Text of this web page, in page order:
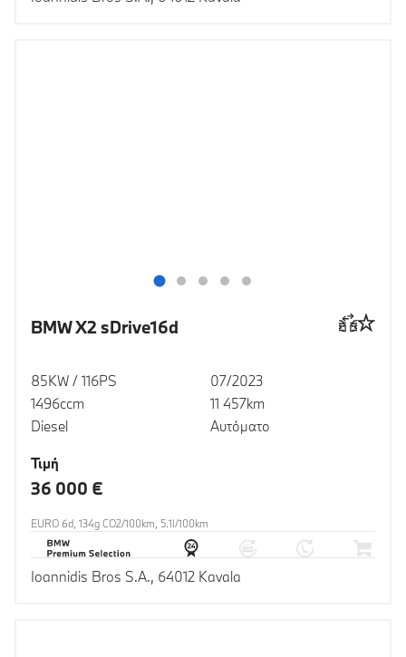
BMW X2 sDrive16d
85KW / 116PS
1496ccm
Diesel
07/2023
11 457km
Αυτόματο
Τιμή
36 000 €
EURO 6d, 134g CO2/100km, 5.1l/100km
Ioannidis Bros S.A., 64012 Kavala